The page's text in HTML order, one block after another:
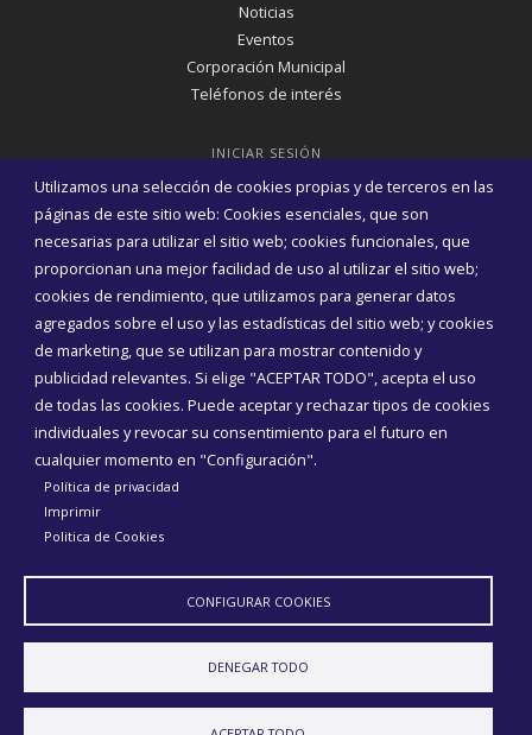
Utilizamos una selección de cookies propias y de terceros en las
páginas de este sitio web: Cookies esenciales, que son
necesarias para utilizar el sitio web; cookies funcionales, que
proporcionan una mejor facilidad de uso al utilizar el sitio web;
cookies de rendimiento, que utilizamos para generar datos
agregados sobre el uso y las estadísticas del sitio web; y cookies
de marketing, que se utilizan para mostrar contenido y
publicidad relevantes. Si elige "ACEPTAR TODO", acepta el uso
de todas las cookies. Puede aceptar y rechazar tipos de cookies
individuales y revocar su consentimiento para el futuro en
cualquier momento en "Configuración".
Política de privacidad
Imprimir
Politica de Cookies
CONFIGURAR COOKIES
DENEGAR TODO
Noticias
Eventos
Corporación Municipal
Teléfonos de interés
INICIAR SESIÓN
MAPA WEB
Diputación de Burgos
Aviso Legal